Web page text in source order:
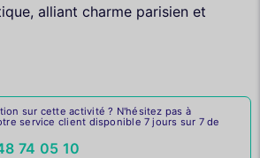
alliant charme parisien et
sur cette activité ? N'hésitez pas à
service client disponible 7 jours sur 7 de
74 05 10